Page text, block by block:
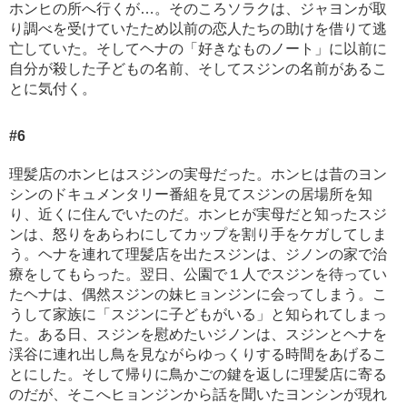
ホンヒの所へ行くが…。そのころソラクは、ジャヨンが取
り調べを受けていたため以前の恋人たちの助けを借りて逃
亡していた。そしてヘナの「好きなものノート」に以前に
自分が殺した子どもの名前、そしてスジンの名前があるこ
とに気付く。
#6
理髪店のホンヒはスジンの実母だった。ホンヒは昔のヨン
シンのドキュメンタリー番組を見てスジンの居場所を知
り、近くに住んでいたのだ。ホンヒが実母だと知ったスジ
ンは、怒りをあらわにしてカップを割り手をケガしてしま
う。ヘナを連れて理髪店を出たスジンは、ジノンの家で治
療をしてもらった。翌日、公園で１人でスジンを待ってい
たヘナは、偶然スジンの妹ヒョンジンに会ってしまう。こ
うして家族に「スジンに子どもがいる」と知られてしまっ
た。ある日、スジンを慰めたいジノンは、スジンとヘナを
渓谷に連れ出し鳥を見ながらゆっくりする時間をあげるこ
とにした。そして帰りに鳥かごの鍵を返しに理髪店に寄る
のだが、そこへヒョンジンから話を聞いたヨンシンが現れ